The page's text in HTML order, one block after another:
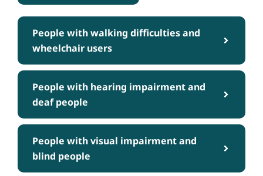
People with walking difficulties and
wheelchair users
People with hearing impairment and
deaf people
People with visual impairment and
blind people